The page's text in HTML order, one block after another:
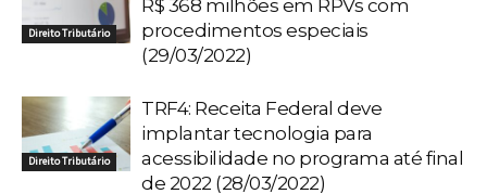
Direito Tributário
R$ 368 milhões em RPVs com
procedimentos especiais
(29/03/2022)
Direito Tributário
TRF4: Receita Federal deve
implantar tecnologia para
acessibilidade no programa até final
de 2022 (28/03/2022)